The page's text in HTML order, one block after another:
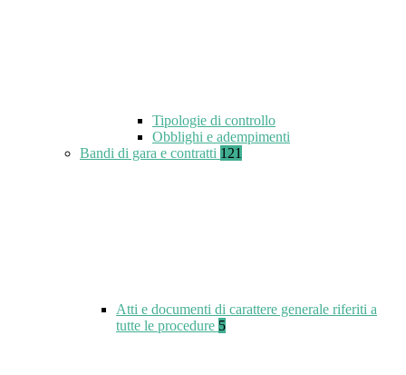
Tipologie di controllo
Obblighi e adempimenti
Bandi di gara e contratti 121
Atti e documenti di carattere generale riferiti a
tutte le procedure 5